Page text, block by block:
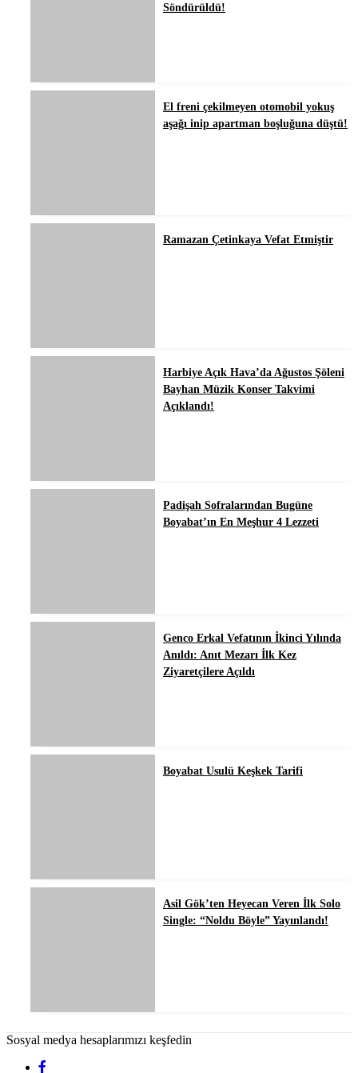
Söndürüldü!
El freni çekilmeyen otomobil yokuş
aşağı inip apartman boşluğuna düştü!
Ramazan Çetinkaya Vefat Etmiştir
Harbiye Açık Hava’da Ağustos Şöleni
Bayhan Müzik Konser Takvimi
Açıklandı!
Padişah Sofralarından Bugüne
Boyabat’ın En Meşhur 4 Lezzeti
Genco Erkal Vefatının İkinci Yılında
Anıldı: Anıt Mezarı İlk Kez
Ziyaretçilere Açıldı
Boyabat Usulü Keşkek Tarifi
Asil Gök’ten Heyecan Veren İlk Solo
Single: “Noldu Böyle” Yayınlandı!
Sosyal medya hesaplarımızı keşfedin